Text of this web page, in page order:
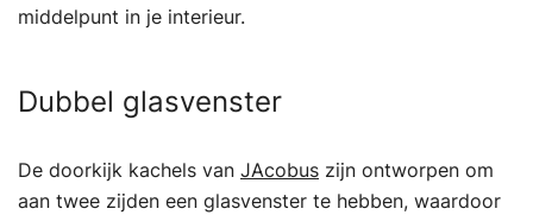
middelpunt in je interieur.
Dubbel glasvenster
De doorkijk kachels van JAcobus zijn ontworpen om
aan twee zijden een glasvenster te hebben, waardoor